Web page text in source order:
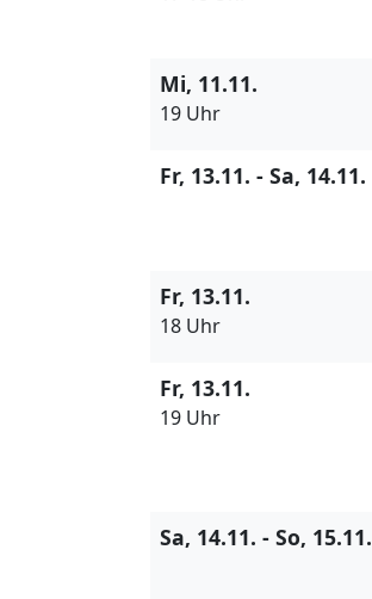
Mi, 11.11.
19 Uhr
Fr, 13.11. - Sa, 14.11.
Fr, 13.11.
18 Uhr
Fr, 13.11.
19 Uhr
Sa, 14.11. - So, 15.11.